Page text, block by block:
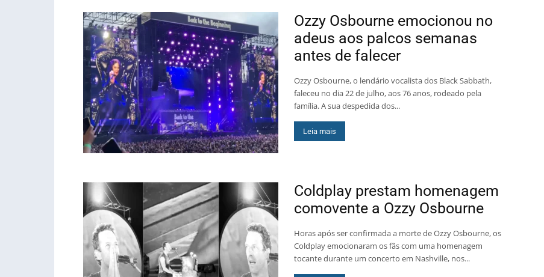
Ozzy Osbourne emocionou no
adeus aos palcos semanas
antes de falecer
Ozzy Osbourne, o lendário vocalista dos Black Sabbath,
faleceu no dia 22 de julho, aos 76 anos, rodeado pela
família. A sua despedida dos...
Leia mais
Coldplay prestam homenagem
comovente a Ozzy Osbourne
Horas após ser confirmada a morte de Ozzy Osbourne, os
Coldplay emocionaram os fãs com uma homenagem
tocante durante um concerto em Nashville, nos...